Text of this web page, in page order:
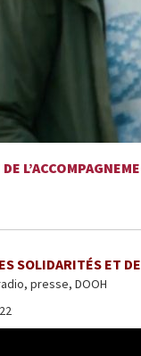
SOLIDARITÉS ET
presse, DOOH